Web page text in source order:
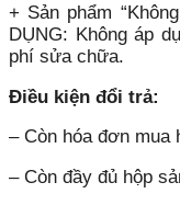
+ Sản phẩm
DỤNG: Không áp
phí sửa chữa.
Điều kiện đổi trả:
– Còn hóa đơn mua
– Còn đầy đủ hộp